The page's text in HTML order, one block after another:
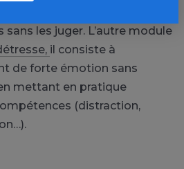
les juger. L’autre module
il consiste à
de forte émotion sans
mettant en pratique
(distraction,